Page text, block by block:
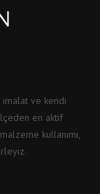
imalat ve kendi
en aktif
kullanımı,